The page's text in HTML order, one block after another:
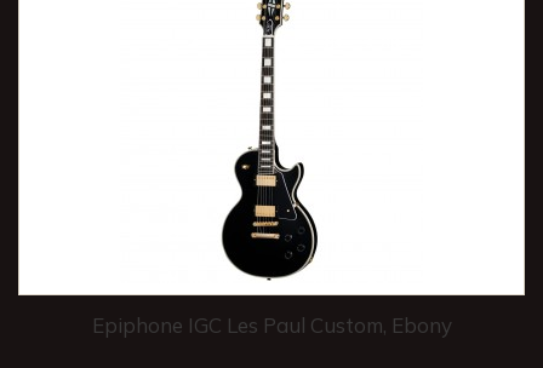
Epiphone IGC Les Paul Custom, Ebony